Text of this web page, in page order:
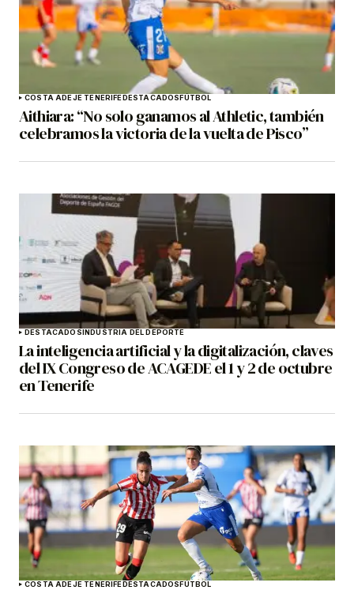
COSTA ADEJE TENERIFEDESTACADOSFÚTBOL
Aithiara: “No solo ganamos al Athletic, también
celebramos la victoria de la vuelta de Pisco”
DESTACADOSINDUSTRIA DEL DEPORTE
La inteligencia artificial y la digitalización, claves
del IX Congreso de ACAGEDE el 1 y 2 de octubre
en Tenerife
COSTA ADEJE TENERIFEDESTACADOSFÚTBOL